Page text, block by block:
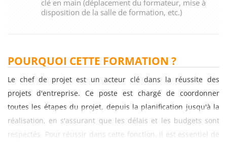
clé en main (déplacement du formateur, mise à
disposition de la salle de formation, etc.)
POURQUOI CETTE FORMATION ?
Le chef de projet est un acteur clé dans la réussite des
projets d'entreprise. Ce poste est chargé de coordonner
toutes les étapes du projet, depuis la planification jusqu'à la
réalisation, en s'assurant que les délais et les budgets sont
respectés. Pour réussir dans cette fonction, il est essentiel de